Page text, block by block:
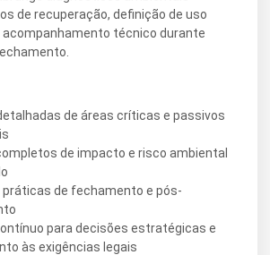
de recuperação, definição de uso
acompanhamento técnico durante
de áreas críticas e passivos
de impacto e risco ambiental
práticas de fechamento e pós-
para decisões estratégicas e
às exigências legais